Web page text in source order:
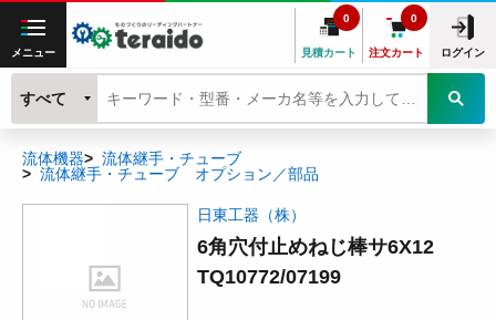
メニュー 見積カート
0
注文カート
0
ログイン
すべて
流体機器
流体継手・チューブ
流体継手・チューブ オプション／部品
日東工器（株）
6角穴付止めねじ棒サ6X12
TQ10772/07199